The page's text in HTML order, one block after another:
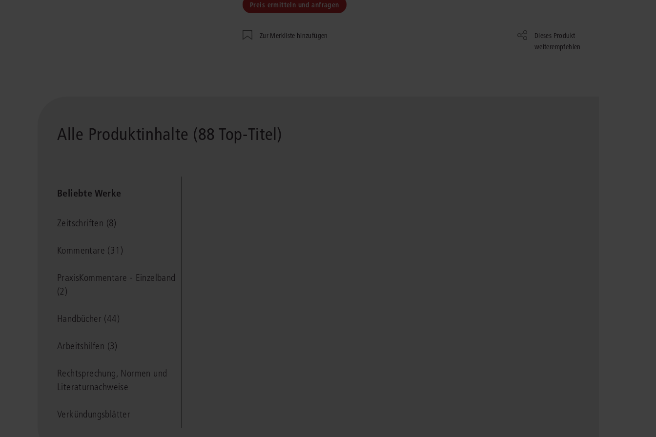
Medizinrecht
Preis ermitteln und anfragen
Zur Merkliste hinzufügen
Dieses Produkt
weiterempfehlen
Alle Produktinhalte (88 Top-Titel)
Beliebte Werke
Zeitschriften (8)
Kommentare (31)
PraxisKommentare - Einzelband
(2)
Handbücher (44)
Arbeitshilfen (3)
Rechtsprechung, Normen und
Literaturnachweise
Verkündungsblätter